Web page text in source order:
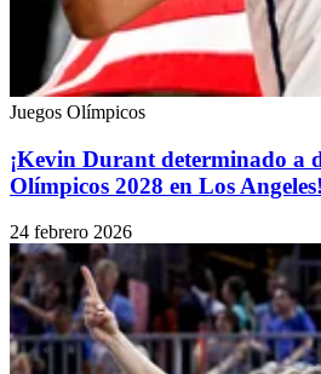
Juegos Olímpicos
¡Kevin Durant determinado a
Olímpicos 2028 en Los Angeles!
24 febrero 2026